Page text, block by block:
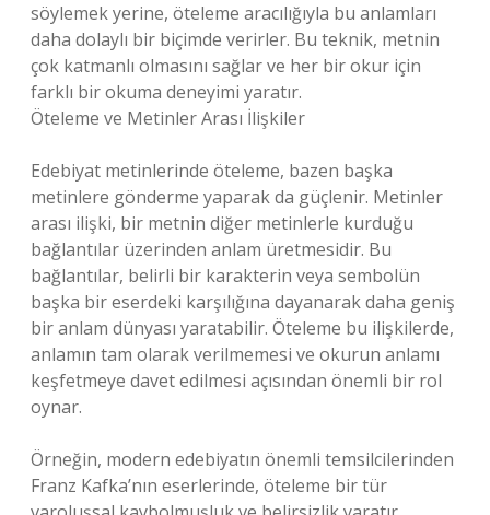
söylemek yerine, öteleme aracılığıyla bu anlamları
daha dolaylı bir biçimde verirler. Bu teknik, metnin
çok katmanlı olmasını sağlar ve her bir okur için
farklı bir okuma deneyimi yaratır.
Öteleme ve Metinler Arası İlişkiler
Edebiyat metinlerinde öteleme, bazen başka
metinlere gönderme yaparak da güçlenir. Metinler
arası ilişki, bir metnin diğer metinlerle kurduğu
bağlantılar üzerinden anlam üretmesidir. Bu
bağlantılar, belirli bir karakterin veya sembolün
başka bir eserdeki karşılığına dayanarak daha geniş
bir anlam dünyası yaratabilir. Öteleme bu ilişkilerde,
anlamın tam olarak verilmemesi ve okurun anlamı
keşfetmeye davet edilmesi açısından önemli bir rol
oynar.
Örneğin, modern edebiyatın önemli temsilcilerinden
Franz Kafka’nın eserlerinde, öteleme bir tür